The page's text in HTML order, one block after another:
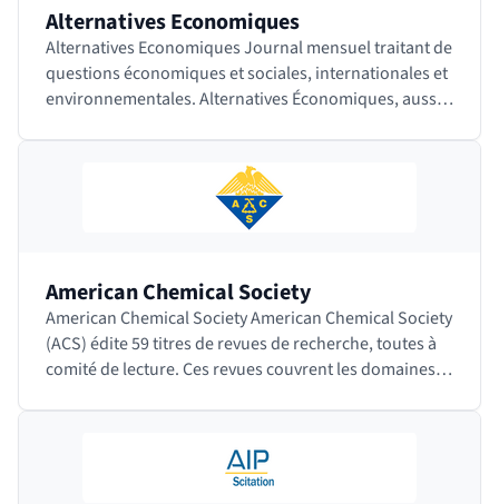
Alternatives Economiques
Alternatives Economiques Journal mensuel traitant de
questions économiques et sociales, internationales et
environnementales. Alternatives Économiques, aussi
American Chemical Society
American Chemical Society American Chemical Society
(ACS) édite 59 titres de revues de recherche, toutes à
comité de lecture. Ces revues couvrent les domaines